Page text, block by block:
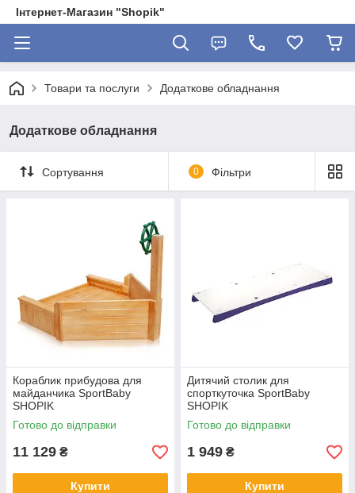
Інтернет-Магазин "Shopik"
Товари та послуги Додаткове обладнання
Додаткове обладнання
Сортування 0 Фільтри
Кораблик прибудова для
майданчика SportBaby
SHOPIK
Готово до відправки
11 129 ₴
Купити
Дитячий столик для
спорткуточка SportBaby
SHOPIK
Готово до відправки
1 949 ₴
Купити